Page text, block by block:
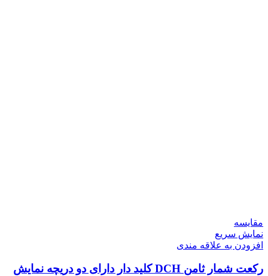
مقايسه
نمایش سریع
افزودن به علاقه مندی
رکعت شمار ثامن DCH کلید دار دارای دو دریچه نمایش